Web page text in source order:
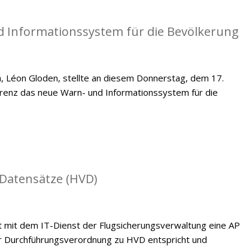
Informationssystem für die Bevölkerung
Gloden, stellte an diesem Donnerstag, dem 17.
das neue Warn- und Informationssystem für die
(HVD)
dem IT-Dienst der Flugsicherungsverwaltung eine
zu HVD entspricht und